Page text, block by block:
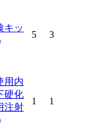
キッ
5 3
用内
硬化
注射
1 1